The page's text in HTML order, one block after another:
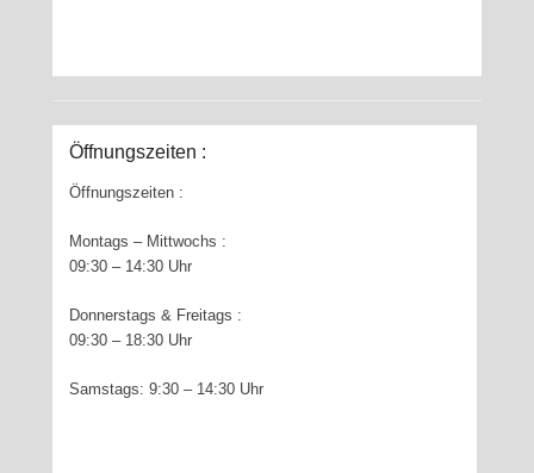
Öffnungszeiten :
Öffnungszeiten :
Montags – Mittwochs :
09:30 – 14:30 Uhr
Donnerstags & Freitags :
09:30 – 18:30 Uhr
Samstags: 9:30 – 14:30 Uhr